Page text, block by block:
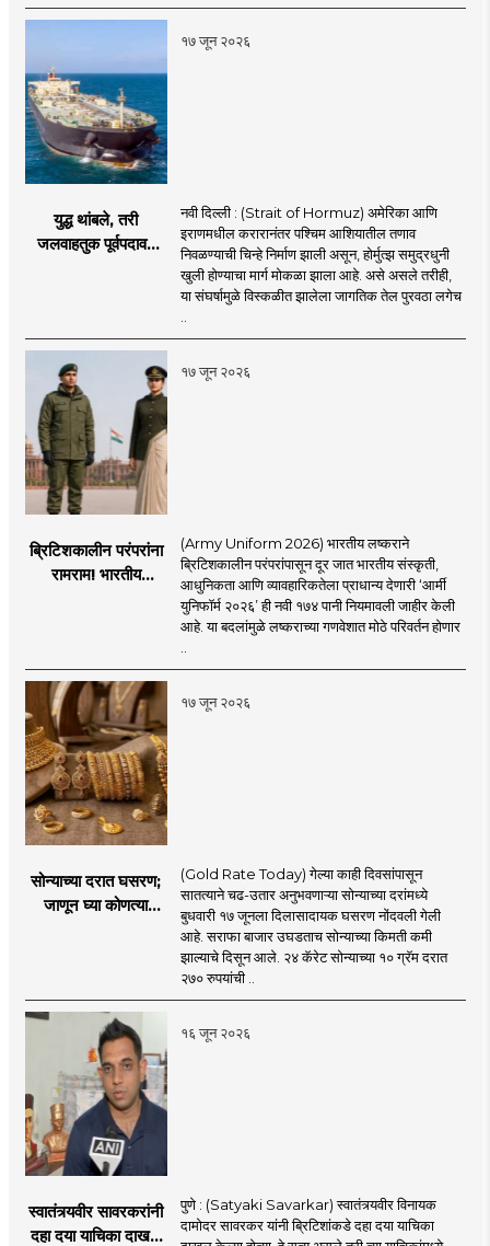
खळबळ
१७ जून २०२६
युद्ध थांबले, तरी
जलवाहतुक पूर्वपदावर
चिंता.
नवी दिल्ली : (Strait of Hormuz) अमेरिका आणि
इराणमधील करारानंतर पश्चिम आशियातील तणाव
निवळण्याची चिन्हे निर्माण झाली असून, होर्मुत्झ समुद्रधुनी
खुली होण्याचा मार्ग मोकळा झाला आहे. असे असले तरीही,
या संघर्षामुळे विस्कळीत झालेला जागतिक तेल पुरवठा लगेच
१७ जून २०२६
ब्रिटिशकालीन परंपरांना
रामराम! भारतीय
(Army Uniform 2026) भारतीय लष्कराने
ब्रिटिशकालीन परंपरांपासून दूर जात भारतीय संस्कृती,
आधुनिकता आणि व्यावहारिकतेला प्राधान्य देणारी ‘आर्मी
युनिफॉर्म २०२६’ ही नवी १७४ पानी नियमावली जाहीर केली
आहे. या बदलांमुळे लष्कराच्या गणवेशात मोठे परिवर्तन होणार
१७ जून २०२६
सोन्याच्या दरात घसरण;
जाणून घ्या कोणत्या
(Gold Rate Today) गेल्या काही दिवसांपासून
सातत्याने चढ-उतार अनुभवणाऱ्या सोन्याच्या दरांमध्ये
बुधवारी १७ जूनला दिलासादायक घसरण नोंदवली गेली
आहे. सराफा बाजार उघडताच सोन्याच्या किमती कमी
झाल्याचे दिसून आले. २४ कॅरेट सोन्याच्या १० ग्रॅम दरात
२७० रुपयांची ..
१६ जून २०२६
स्वातंत्र्यवीर सावरकरांनी
दहा दया याचिका दाखल
पुणे : (Satyaki Savarkar) स्वातंत्र्यवीर विनायक
दामोदर सावरकर यांनी ब्रिटिशांकडे दहा दया याचिका